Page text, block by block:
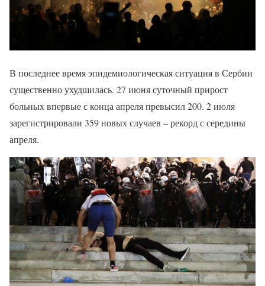
В последнее время эпидемиологическая ситуация в Сербии
существенно ухудшилась. 27 июня суточный прирост
больных впервые с конца апреля превысил 200. 2 июля
зарегистрировали 359 новых случаев – рекорд с середины
апреля.